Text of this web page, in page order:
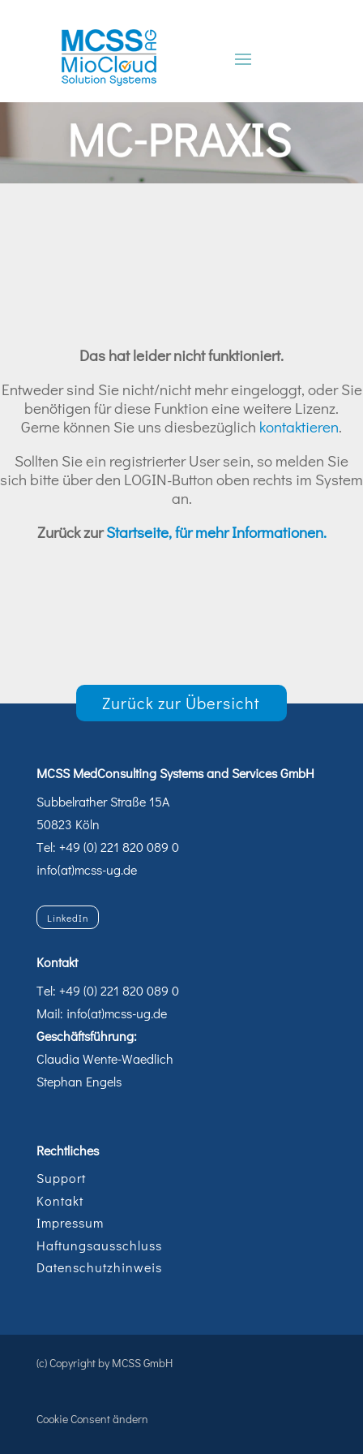
Das hat leider nicht funktioniert.
Entweder sind Sie nicht/nicht mehr eingeloggt, oder Sie
benötigen für diese Funktion eine weitere Lizenz.
Gerne können Sie uns diesbezüglich kontaktieren.
Sollten Sie ein registrierter User sein, so melden Sie
sich bitte über den LOGIN-Button oben rechts im System
an.
Zurück zurStartseite, für mehr Informationen.
Zurück zur Übersicht
MCSS MedConsulting Systems and Services GmbH
Subbelrather Straße 15A
50823 Köln
Tel: +49 (0) 221 820 089 0
info(at)mcss-ug.de
LinkedIn
Kontakt
Tel: +49 (0) 221 820 089 0
Mail: info(at)mcss-ug.de
Geschäftsführung:
Claudia Wente-Waedlich
Stephan Engels
Rechtliches
Support
Kontakt
Impressum
Haftungsausschluss
Datenschutzhinweis
(c) Copyright by MCSS GmbH
Cookie Consent ändern